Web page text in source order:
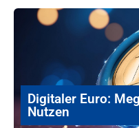
Digitaler Euro:
Nutzen